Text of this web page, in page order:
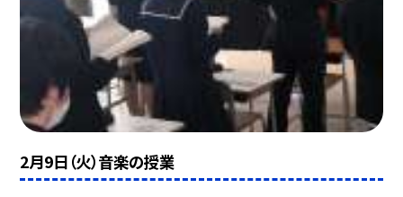
2月9日（火）音楽の授業